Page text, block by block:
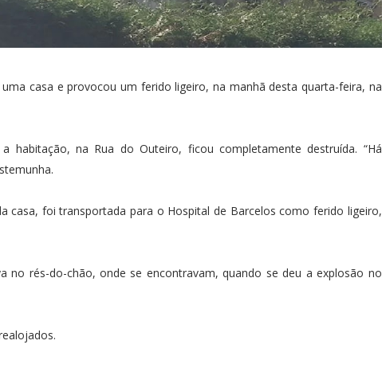
casa e provocou um ferido ligeiro, na manhã desta quarta-feira, na
habitação, na Rua do Outeiro, ficou completamente destruída. “Há
casa, foi transportada para o Hospital de Barcelos como ferido ligeiro,
no rés-do-chão, onde se encontravam, quando se deu a explosão no